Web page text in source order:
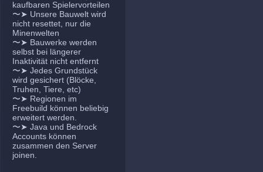
kaufbaren Spielervorteilen
〜➤ Unsere Bauwelt wird
nicht resettet, nur die
Minenwelten
〜➤ Bauwerke werden
selbst bei längerer
Inaktivität nicht entfernt
〜➤ Jedes Grundstück
wird gesichert (Blöcke,
Truhen, Tiere, etc)
〜➤ Regionen im
Freebuild können beliebig
erweitert werden.
〜➤ Java und Bedrock
Accounts können
zusammen den Server
joinen.